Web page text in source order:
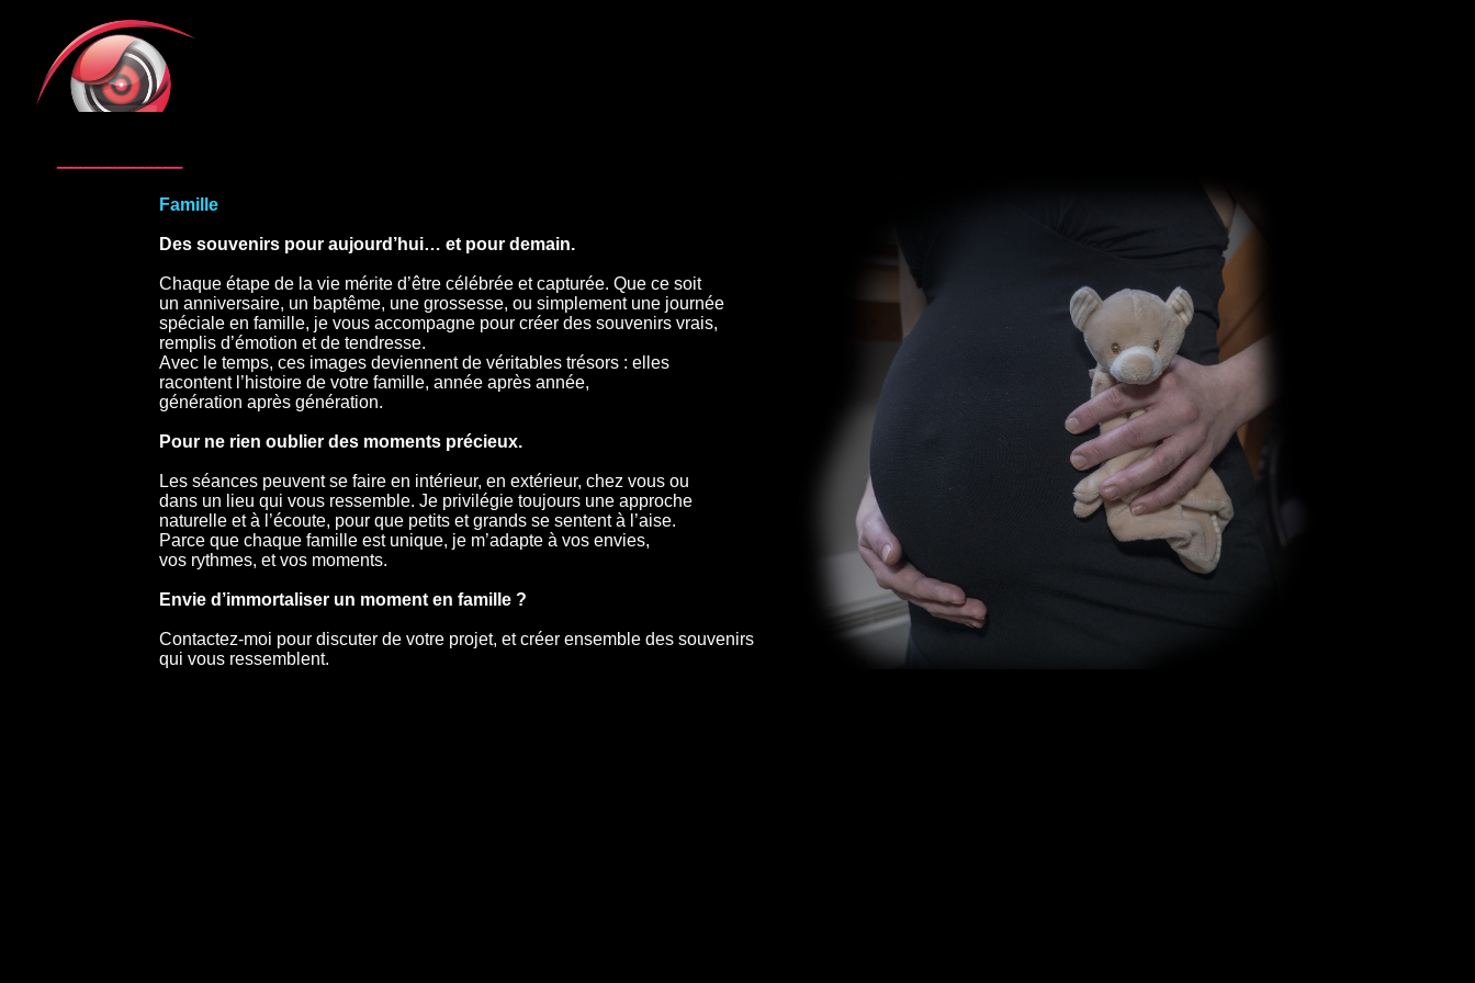
Famille
Des souvenirs pour aujourd’hui… et pour demain.
Chaque étape de la vie mérite d’être célébrée et capturée. Que ce soit
un anniversaire, un baptême, une grossesse, ou simplement une journée
spéciale en famille, je vous accompagne pour créer des souvenirs vrais,
remplis d’émotion et de tendresse.
Avec le temps, ces images deviennent de véritables trésors : elles
racontent l’histoire de votre famille, année après année,
génération après génération.
Pour ne rien oublier des moments précieux.
Les séances peuvent se faire en intérieur, en extérieur, chez vous ou
dans un lieu qui vous ressemble. Je privilégie toujours une approche
naturelle et à l’écoute, pour que petits et grands se sentent à l’aise.
Parce que chaque famille est unique, je m’adapte à vos envies,
vos rythmes, et vos moments.
Envie d’immortaliser un moment en famille ?
Contactez-moi pour discuter de votre projet, et créer ensemble des souvenirs
qui vous ressemblent.